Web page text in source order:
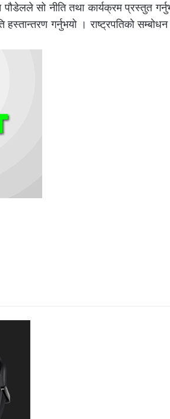
सो नीति तथा कार्यक्रम प्रस्तुत
गर्नुभयो । राष्ट्रपतिको